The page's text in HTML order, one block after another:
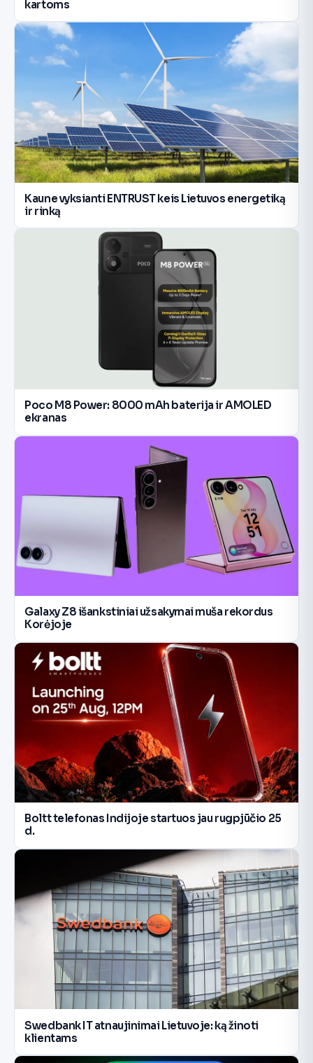
kartoms
Kaune vyksianti ENTRUST keis Lietuvos energetiką
ir rinką
Poco M8 Power: 8000 mAh baterija ir AMOLED
ekranas
Galaxy Z8 išankstiniai užsakymai muša rekordus
Korėjoje
Boltt telefonas Indijoje startuos jau rugpjūčio 25
d.
Swedbank IT atnaujinimai Lietuvoje: ką žinoti
klientams